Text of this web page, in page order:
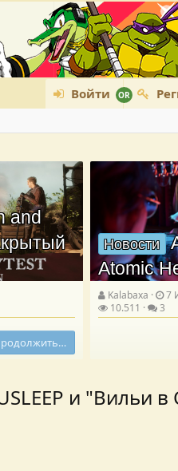
Войти
and
Новости
Atomic
Kalabaxa
7
10.511
3
и "Вильи